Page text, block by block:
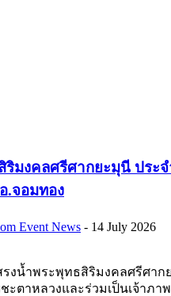
ริมงคลศรีศากยะมุนี ประ
.จอมทอง
Event News - 14 July 2026
งน้ำพระพุทธสิริมงคลศรีศาก
ชะตาหลวงและร่วมเป็นเจ้าภา